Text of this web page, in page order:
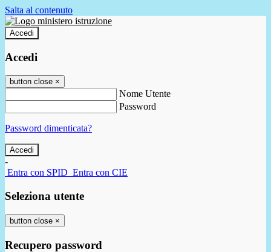
Salta al contenuto
Accedi
Accedi
button close ×
Nome Utente
Password
Password dimenticata?
-
Entra con SPID Entra con CIE
Seleziona utente
button close ×
Recupero password